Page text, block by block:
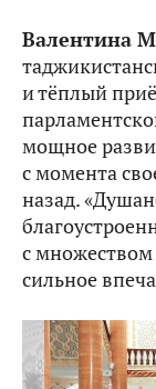
Валентина
и тёплый
мощное
с момента
назад.
с множеством
сильное